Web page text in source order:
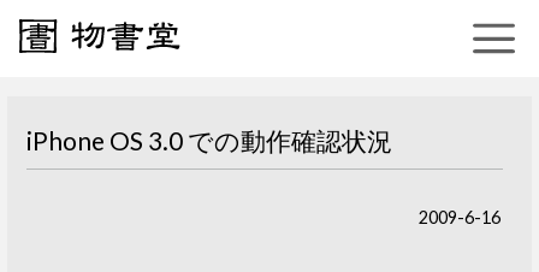
iPhone OS 3.0 での動作確認状況
2009-6-16